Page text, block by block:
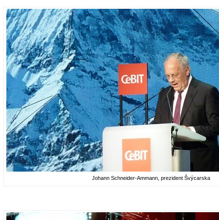
Johann Schneider-Ammann, prezident Švýcarska